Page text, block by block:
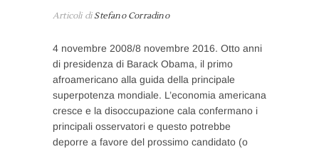
Articoli diStefano Corradino
4 novembre 2008/8 novembre 2016. Otto anni
di presidenza di Barack Obama, il primo
afroamericano alla guida della principale
superpotenza mondiale. L’economia americana
cresce e la disoccupazione cala confermano i
principali osservatori e questo potrebbe
deporre a favore del prossimo candidato (o